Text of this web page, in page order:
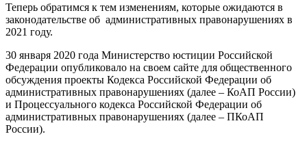
Теперь обратимся к тем изменениям, которые ожидаются в
законодательстве об административных правонарушениях в
2021 году.
30 января 2020 года Министерство юстиции Российской
Федерации опубликовало на своем сайте для общественного
обсуждения проекты Кодекса Российской Федерации об
административных правонарушениях (далее – КоАП России)
и Процессуального кодекса Российской Федерации об
административных правонарушениях (далее – ПКоАП
России).